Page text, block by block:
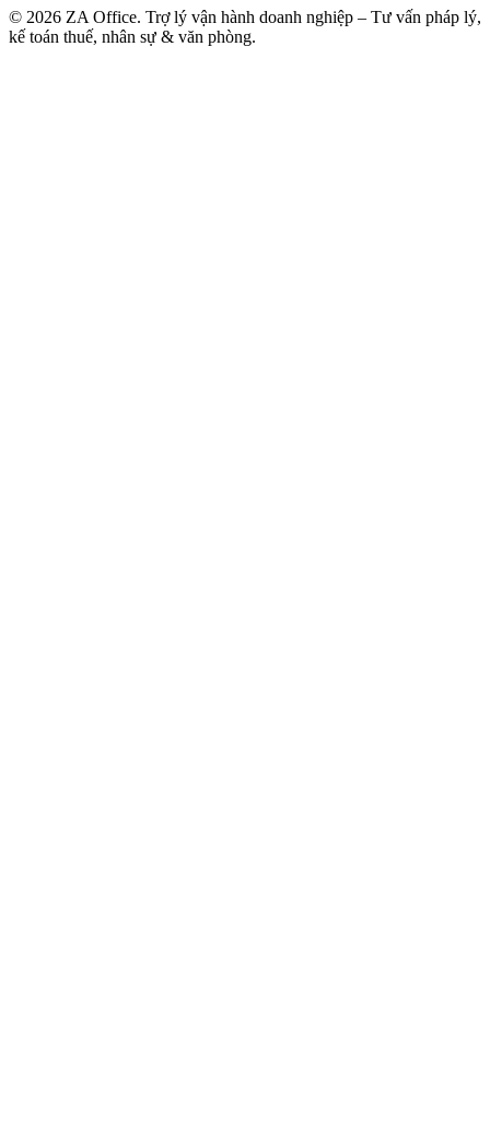
© 2026 ZA Office. Trợ lý vận hành doanh nghiệp – Tư vấn pháp lý,
kế toán thuế, nhân sự & văn phòng.